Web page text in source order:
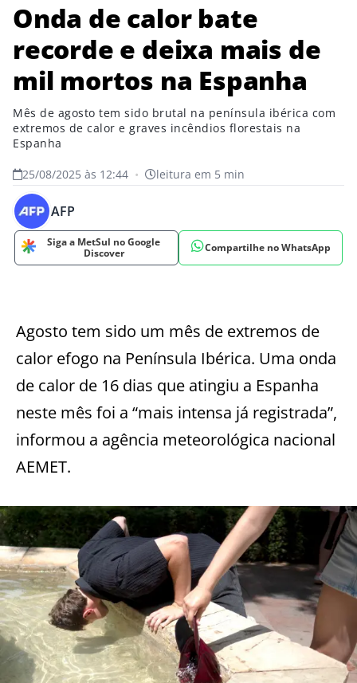
Onda de calor bate
recorde e deixa mais de
mil mortos na Espanha
Mês de agosto tem sido brutal na península ibérica com
extremos de calor e graves incêndios florestais na
Espanha
25/08/2025 às 12:44 • leitura em 5 min
AFP
Siga a MetSul no Google
Discover
Compartilhe no WhatsApp
Agosto tem sido um mês de extremos de
calor efogo na Península Ibérica. Uma onda
de calor de 16 dias que atingiu a Espanha
neste mês foi a “mais intensa já registrada”,
informou a agência meteorológica nacional
AEMET.